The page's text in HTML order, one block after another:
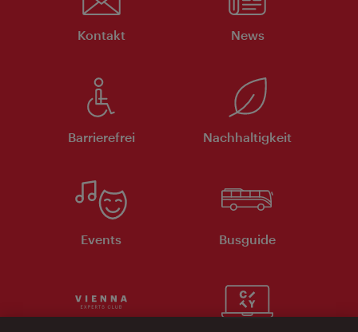
Kontakt News
Barrierefrei Nachhaltigkeit
Events Busguide